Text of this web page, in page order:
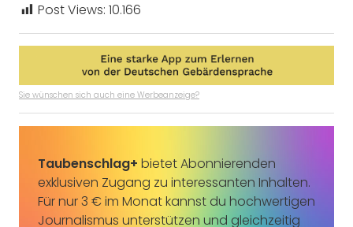
Post Views: 10.166
Sie wünschen sich auch eine Werbeanzeige?
Taubenschlag+ bietet Abonnierenden
exklusiven Zugang zu interessanten Inhalten.
Für nur 3 € im Monat kannst du hochwertigen
Journalismus unterstützen und gleichzeitig